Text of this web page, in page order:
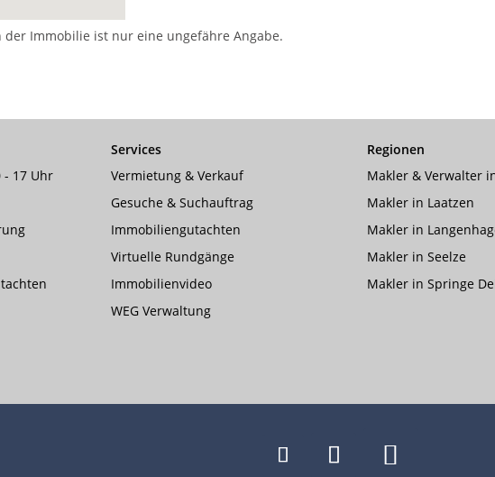
der Immobilie ist nur eine ungefähre Angabe.
- 17 Uhr
Services
Vermietung & Verkauf
Gesuche & Suchauftrag
Immobiliengutachten
Virtuelle Rundgänge
Immobilienvideo
WEG Verwaltung
Regionen
Makler & Verwalter
Makler in Laatzen
Makler in
Makler in Seelze
Makler in Springe